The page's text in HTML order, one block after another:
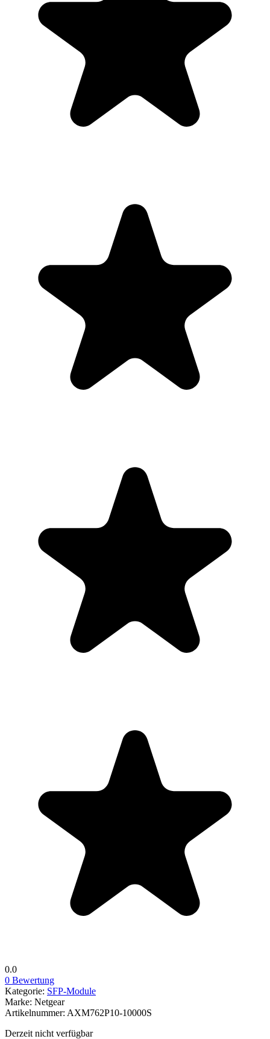
0.0
0 Bewertung
Kategorie: SFP-Module
Marke: Netgear
Artikelnummer: AXM762P10-10000S
Derzeit nicht verfügbar